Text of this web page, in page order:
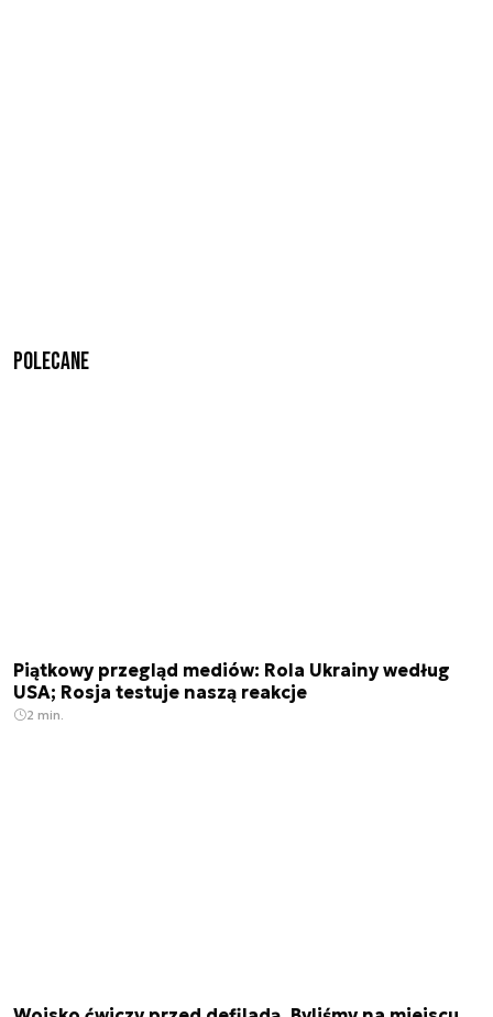
Polecane
Piątkowy przegląd mediów: Rola Ukrainy według
USA; Rosja testuje naszą reakcje
2 min.